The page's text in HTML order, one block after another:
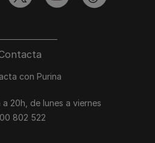
con Purina
a 20h, de lunes a viernes
802 522